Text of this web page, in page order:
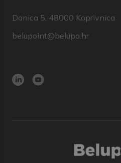
Danica 5, 48000 Koprivnica
belupoint@belupo.hr